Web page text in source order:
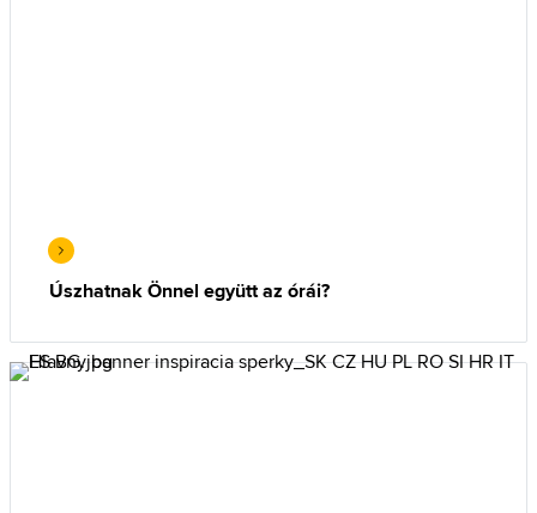
Úszhatnak Önnel együtt az órái?